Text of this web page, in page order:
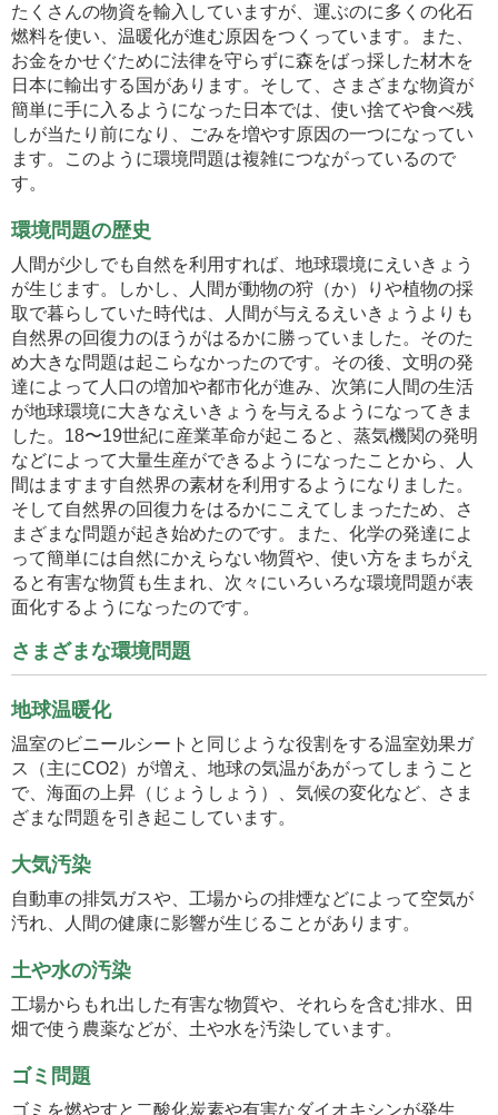
たくさんの物資を輸入していますが、運ぶのに多くの化石
燃料を使い、温暖化が進む原因をつくっています。また、
お金をかせぐために法律を守らずに森をばっ採した材木を
日本に輸出する国があります。そして、さまざまな物資が
簡単に手に入るようになった日本では、使い捨てや食べ残
しが当たり前になり、ごみを増やす原因の一つになってい
ます。このように環境問題は複雑につながっているので
す。
環境問題の歴史
人間が少しでも自然を利用すれば、地球環境にえいきょう
が生じます。しかし、人間が動物の狩（か）りや植物の採
取で暮らしていた時代は、人間が与えるえいきょうよりも
自然界の回復力のほうがはるかに勝っていました。そのた
め大きな問題は起こらなかったのです。その後、文明の発
達によって人口の増加や都市化が進み、次第に人間の生活
が地球環境に大きなえいきょうを与えるようになってきま
した。18〜19世紀に産業革命が起こると、蒸気機関の発明
などによって大量生産ができるようになったことから、人
間はますます自然界の素材を利用するようになりました。
そして自然界の回復力をはるかにこえてしまったため、さ
まざまな問題が起き始めたのです。また、化学の発達によ
って簡単には自然にかえらない物質や、使い方をまちがえ
ると有害な物質も生まれ、次々にいろいろな環境問題が表
面化するようになったのです。
さまざまな環境問題
地球温暖化
温室のビニールシートと同じような役割をする温室効果ガ
ス（主にCO2）が増え、地球の気温があがってしまうこと
で、海面の上昇（じょうしょう）、気候の変化など、さま
ざまな問題を引き起こしています。
大気汚染
自動車の排気ガスや、工場からの排煙などによって空気が
汚れ、人間の健康に影響が生じることがあります。
土や水の汚染
工場からもれ出した有害な物質や、それらを含む排水、田
畑で使う農薬などが、土や水を汚染しています。
ゴミ問題
ゴミを燃やすと二酸化炭素や有害なダイオキシンが発生